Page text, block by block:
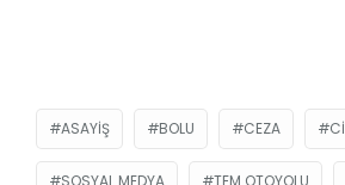
ASAYIŞ BOLU CEZA
SOSYAL MEDYA TEM OTOYOLU